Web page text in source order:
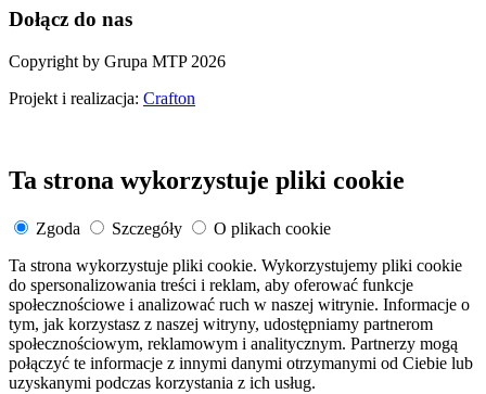
Dołącz do nas
Copyright by Grupa MTP 2026
Projekt i realizacja: Crafton
Ta strona wykorzystuje pliki cookie
Zgoda Szczegóły
O plikach cookie
Ta strona wykorzystuje pliki cookie. Wykorzystujemy pliki cookie
do spersonalizowania treści i reklam, aby oferować funkcje
społecznościowe i analizować ruch w naszej witrynie. Informacje o
tym, jak korzystasz z naszej witryny, udostępniamy partnerom
społecznościowym, reklamowym i analitycznym. Partnerzy mogą
połączyć te informacje z innymi danymi otrzymanymi od Ciebie lub
uzyskanymi podczas korzystania z ich usług.